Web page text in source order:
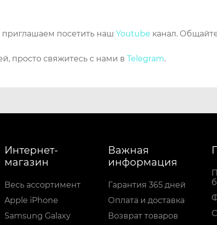
приглашаем посетить наш Youtube канал.
просто свяжитесь с нами в Telegram.
Интернет-
магазин
Весь ассортимент
Apple iPhone
Samsung Galaxy
Важная
информация
Гарантия 365 дней
Оплата и доставка
Возврат товаров